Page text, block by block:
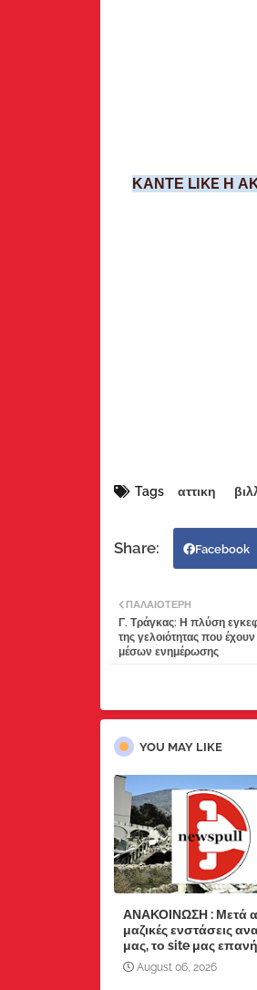
ΚΑΝΤΕ LIKE Η
Tags αττικη
Facebook
ΠΑΛΑΙΌΤΕΡΗ
Γ. Τράγκας: Η πλύση
της γελοιότητας που
μέσων ενημέρωσης
YOU MAY LIKE
ΑΝΑΚΟΙΝΩΣΗ : Μετά
μαζικές ενστάσεις
μας, το site μας
August 06, 2026